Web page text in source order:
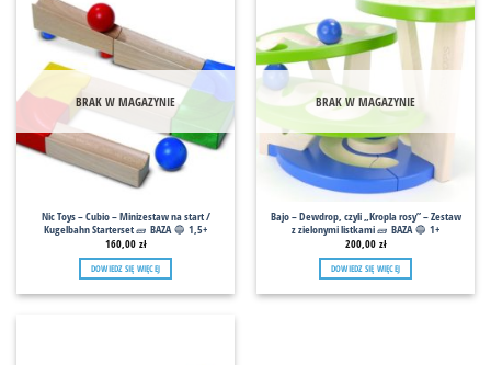
BRAK W MAGAZYNIE
Nic Toys – Cubio – Minizestaw na start /
Kugelbahn Starterset 🧱 BAZA 🔵 1,5+
160,00 zł
DOWIEDZ SIĘ WIĘCEJ
BRAK W MAGAZYNIE
Bajo – Dewdrop, czyli „Kropla rosy” – Zestaw
z zielonymi listkami 🧱 BAZA 🔵 1+
200,00 zł
DOWIEDZ SIĘ WIĘCEJ